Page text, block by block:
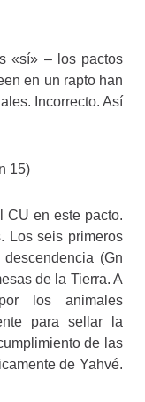
«sí» – los pactos
en un rapto han
Incorrecto. Así
15)
CU en este pacto.
Los seis primeros
(Gn
de la Tierra. A
los animales
para sellar la
de las
de Yahvé.